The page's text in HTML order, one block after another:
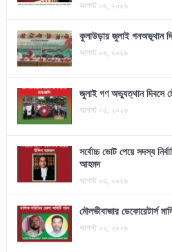
আগস্ট ০৬, ২০২৬
কুলাউড়ায় জুলাই গনঅভূথান
আগস্ট ০৬, ২০২৬
জুলাই গণ অভ্যুত্থান দিবসে
আগস্ট ০৫, ২০২৬
সর্বোচ্চ ভোট পেয়ে সদস্য
আহমদ
আগস্ট ০৩, ২০২৬
মৌলভীবাজার ডেকোরেটার্স
আগস্ট ০২, ২০২৬